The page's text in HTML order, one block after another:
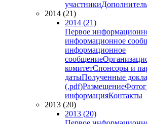
участники
2014 (21)
2014 (21)
Первое
информационное
информационное
сообщение
комитетСпонсоры и
датыПолученные
(.pdf)Размещение
информацияКонтакты
2013 (20)
2013 (20)